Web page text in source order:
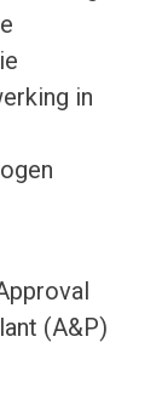
in
(A&P)